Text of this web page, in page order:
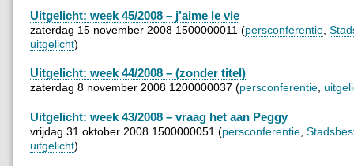
Uitgelicht: week 45/2008 – j’aime le vie
zaterdag 15 november 2008 1500000011 (persconferentie
uitgelicht)
Uitgelicht: week 44/2008 – (zonder titel)
zaterdag 8 november 2008 1200000037 (persconferentie
Uitgelicht: week 43/2008 – vraag het aan Peggy
vrijdag 31 oktober 2008 1500000051 (persconferentie
uitgelicht)